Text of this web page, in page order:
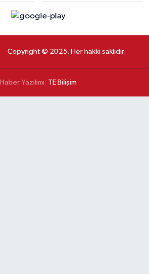
Copyright © 2025. Her hakkı saklıdır.
Haber Yazılımı: TE Bilişim